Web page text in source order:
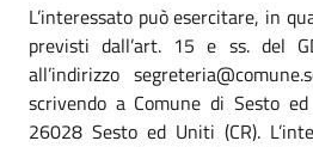
L’interessato può esercitare, in
previsti dall’art. 15 e ss. del
all’indirizzo
scrivendo a Comune di Sesto
26028 Sesto ed Uniti (CR).